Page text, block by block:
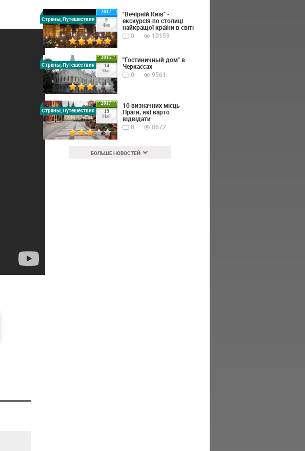
2017
9
Фев
Страны, Путешествия
"Вечірній Київ" -
екскурсія по столиці
найкращої країни в світі
0
10159
2015
14
Май
Страны, Путешествия
"Гостиничный дом" в
Черкассах
0
9561
2017
19
Май
Страны, Путешествия
10 визначних місць
Праги, які варто
відвідати
0
8672
БОЛЬШЕ НОВОСТЕЙ